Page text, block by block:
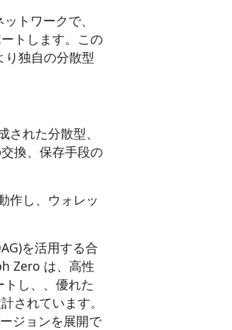
トワークで、
トします。この
独自の分散型
れた分散型、
換、保存手段の
作し、ウォレッ
を活用する合
Zero は、高性
し、、優れた
されています。
ジョンを展開で